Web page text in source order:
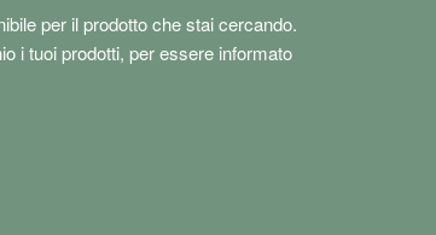
per il prodotto che stai cercando.
i tuoi prodotti, per essere informato